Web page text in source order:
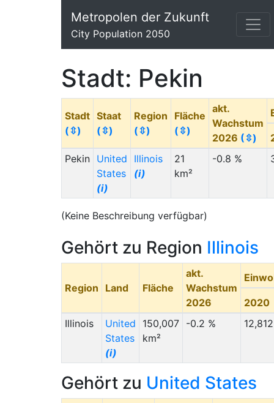
Metropolen der Zukunft
City Population 2050
Stadt: Pekin
Stadt
(⇳)
Staat
(⇳)
Region
(⇳)
Fläche
(⇳)
akt.
Wachstum
2026 (⇳)
Pekin
United
States
(i)
Illinois
(i)
21
km²
-0.8 %
(Keine Beschreibung verfügbar)
Gehört zu Region Illinois
Region Land Fläche
akt.
Wachstum
2026
2020
Illinois
United
States
(i)
150,007
km²
-0.2 %
Gehört zu United States